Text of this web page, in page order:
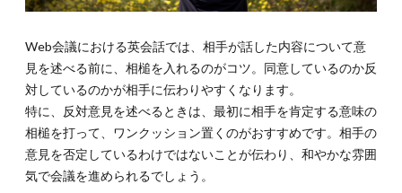
解を示す“I
1.4.
1-
4.賛成や
肯定する
ときは“I
agree”や“I
think so
too”
1.5.
Web会議における英会話では、相手が話した内容について意
見を述べる前に、相槌を入れるのがコツ。同意しているのか反
対しているのかが相手に伝わりやすくなります。
特に、反対意見を述べるときは、最初に相手を肯定する意味の
相槌を打って、ワンクッション置くのがおすすめです。相手の
意見を否定しているわけではないことが伝わり、和やかな雰囲
気で会議を進められるでしょう。